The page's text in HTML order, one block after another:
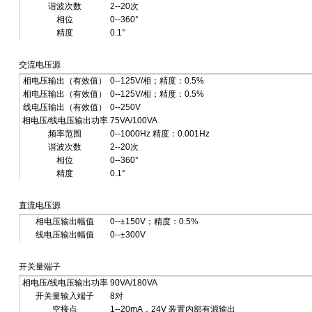
谐波次数
2--20次
相位
0--360°
精度
0.1°
交流电压源
相电压输出（有效值）
0--125V/相；精度：0.5%
相电压输出（有效值）
0--125V/相；精度：0.5%
线电压输出（有效值）
0--250V
相电压/线电压输出功率 75VA/100VA
频率范围
0--1000Hz 精度：0.001Hz
谐波次数
2--20次
相位
0--360°
精度
0.1°
直流电压源
相电压输出幅值
0--±150V；精度：0.5%
线电压输出幅值
0--±300V
开关量端子
相电压/线电压输出功率 90VA/180VA
开关量输入端子
8对
空接点
1--20mA，24V 装置内部有源输出